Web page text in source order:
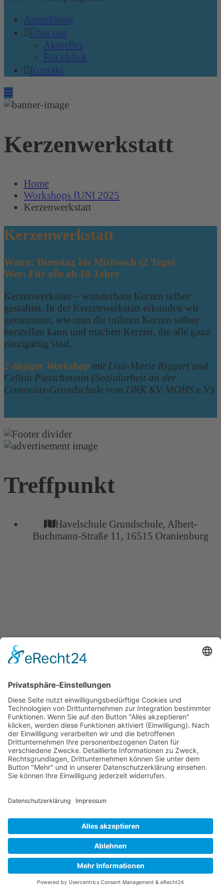
Anmeldung
Über uns
Aktuelles
Rückblick
Kontakt
Kerzenwerkstatt
Home
Workshops fUNI 2025
Kerzenwerkstatt
Kerzenwerkstatt
Wann: Dienstag bis Mittwoch (2 Tage)
Wer: Für alle ab 10 Jahre
Kerzenwerkstatt – wunderbare Kerzen selber
gestalten. In der Kerzenwerkstatt erkunden wir
gemeinsam, wie man die tollsten Kerzen selber
herstellen kann und machen Kerzen, die alle ganz
einzigartig sind.
2-tägiger Workshop mit Lisa-Marie Riggert und
Celina Pietschmann (Sozialarbeit an der
Comenius-Grundschule vom DRK KV MOHS e.V.)
Treffpunkt
Havelschule Grundschule, Albert-
Buchmann-Straße 11, 16515 Oranienburg
Impressum
Ein Gemeinschaftsprojekt der Städte: